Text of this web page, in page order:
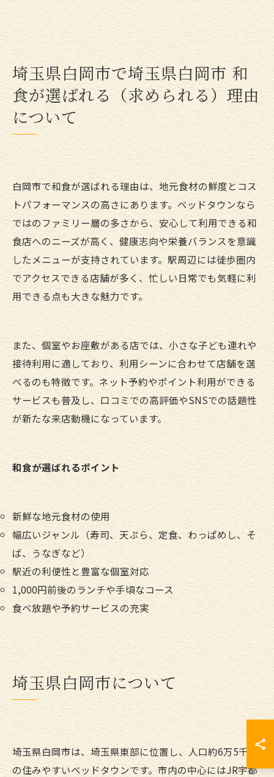
埼玉県白岡市で埼玉県白岡市 和
食が選ばれる（求められる）理由
について
白岡市で和食が選ばれる理由は、地元食材の鮮度とコス
トパフォーマンスの高さにあります。ベッドタウンなら
ではのファミリー層の多さから、安心して利用できる和
食店へのニーズが高く、健康志向や栄養バランスを意識
したメニューが支持されています。駅周辺には徒歩圏内
でアクセスできる店舗が多く、忙しい日常でも気軽に利
用できる点も大きな魅力です。
また、個室やお座敷がある店では、小さな子ども連れや
接待利用に適しており、利用シーンに合わせて店舗を選
べるのも特徴です。ネット予約やポイント利用ができる
サービスも普及し、口コミでの高評価やSNSでの話題性
が新たな来店動機になっています。
和食が選ばれるポイント
新鮮な地元食材の使用
幅広いジャンル（寿司、天ぷら、定食、わっぱめし、そ
ば、うなぎなど）
駅近の利便性と豊富な個室対応
1,000円前後のランチや手頃なコース
食べ放題や予約サービスの充実
埼玉県白岡市について
埼玉県白岡市は、埼玉県東部に位置し、人口約6万5千人
の住みやすいベッドタウンです。市内の中心にはJR宇都